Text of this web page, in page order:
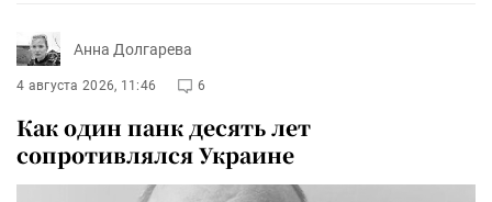
Анна Долгарева
4 августа 2026, 11:46 6
Как один панк десять лет
сопротивлялся Украине